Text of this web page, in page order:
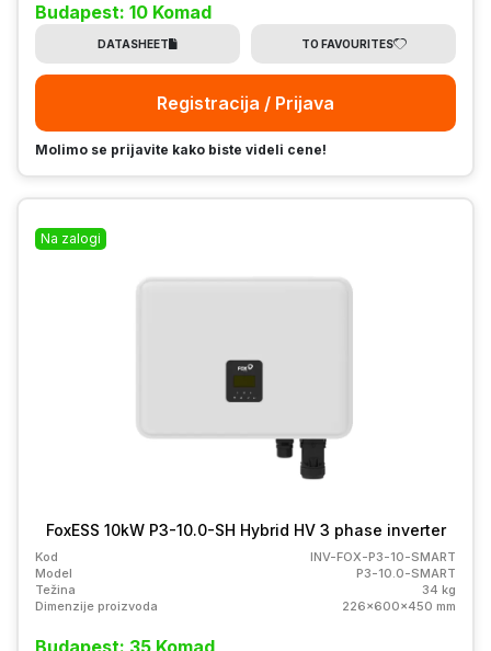
Budapest: 10 Komad
DATASHEET TO FAVOURITES
Registracija / Prijava
Molimo se prijavite kako biste videli cene!
Na zalogi
FoxESS 10kW P3-10.0-SH Hybrid HV 3 phase inverter
Kod
INV-FOX-P3-10-SMART
Model
P3-10.0-SMART
Težina
34 kg
Dimenzije proizvoda
226x600x450 mm